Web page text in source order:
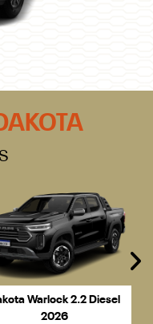
Warlock 2.2 Diesel
2026